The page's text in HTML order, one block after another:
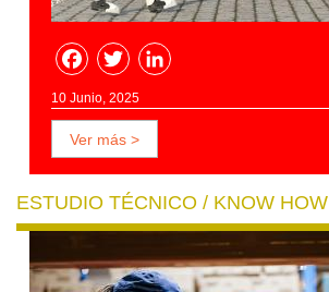
Facebook
Twitter
10 Junio, 2025
Ver más >
ESTUDIO TÉCNICO / KNOW HOW